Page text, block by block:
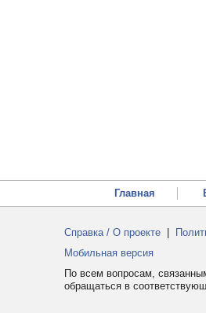
Главная
Справка / О проекте
Мобильная версия
По всем вопросам,
обращаться в